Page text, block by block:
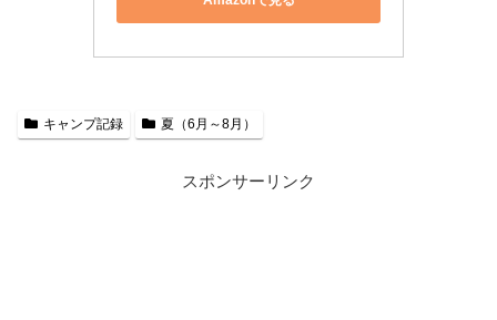
キャンプ記録 夏（6月～8月）
スポンサーリンク